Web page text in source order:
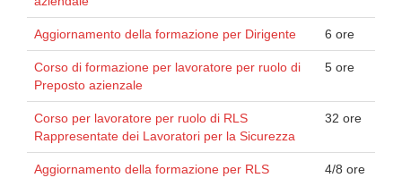
Aggiornamento della formazione per Dirigente 6 ore
Corso di formazione per lavoratore per ruolo di
Preposto azienzale
5 ore
Corso per lavoratore per ruolo di RLS
Rappresentate dei Lavoratori per la Sicurezza
32 ore
Aggiornamento della formazione per RLS 4/8 ore